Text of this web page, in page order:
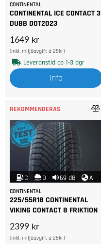
CONTINENTAL
CONTINENTAL ICE CONTACT 3
DUBB DOT2023
1649 kr
(inkl. miljöavgift á 25kr)
Leveranstid ca 1-3 dgr
Info
REKOMMENDERAS
C D 69 dB A
CONTINENTAL
225/55R18 CONTINENTAL
VIKING CONTACT 8 FRIKTION
2399 kr
(inkl. miljöavgift á 25kr)